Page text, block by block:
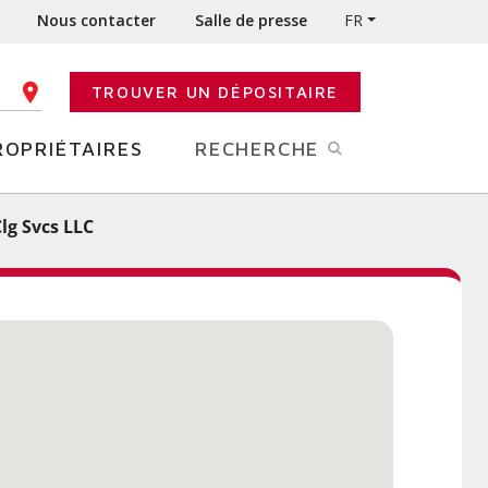
Nous contacter Salle de presse FR
CODE POSTALTROUVER UN DÉPOSITAIRE
RECHERCHE
Svcs LLC